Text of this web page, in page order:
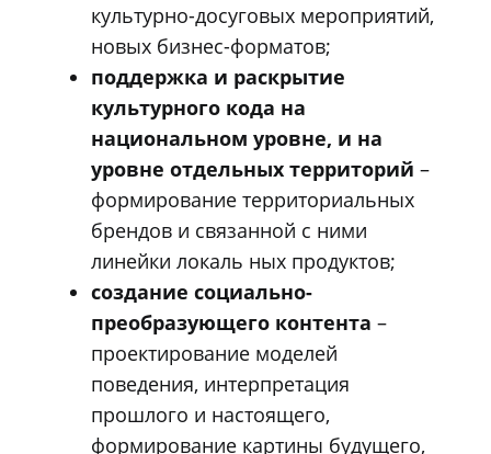
культурно-досуговых мероприятий,
новых бизнес-форматов;
поддержка и раскрытие
культурного кода на
национальном уровне, и на
уровне отдельных территорий –
формирование территориальных
брендов и связанной с ними
линейки локаль ных продуктов;
создание социально-
преобразующего контента –
проектирование моделей
поведения, интерпретация
прошлого и настоящего,
формирование картины будущего,